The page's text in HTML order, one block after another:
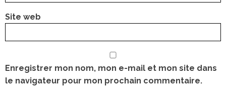
Site web
Enregistrer mon nom, mon e-mail et mon site dans
le navigateur pour mon prochain commentaire.